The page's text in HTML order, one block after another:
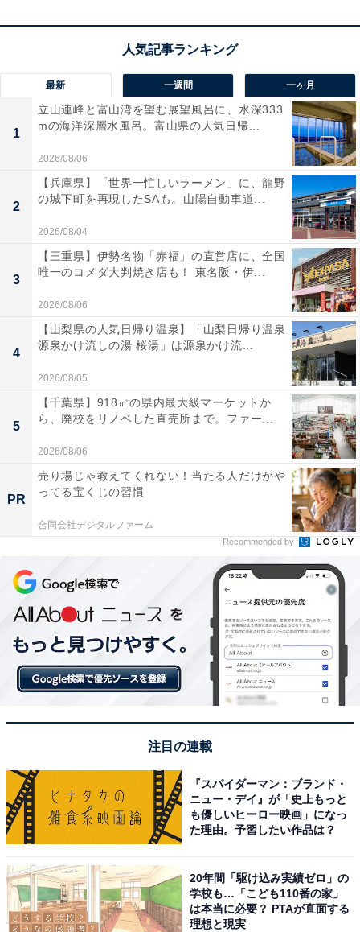
ないものの部屋についていた源泉掛け流しの温泉はとて
の情緒を感じながら上質な温泉を満喫したい人や、こだ
わりの料理を心ゆくまで堪能したい人におすすめの宿で
す。
あわせて読みたい
【岳温泉の人気ホテル】「岳温泉 お宿 花か
んざし」は大正ロマン漂う趣ある空間が魅力
楽天トラベルの「クーポン祭」とは？
では、定期的に「クーポン祭」を開催。人
気の宿やホテルを対象に、宿泊予約で使えるお得な割引
クーポンを配布します。
クーポンは、国内宿泊や海外ツアー、レンタカーなど、
さまざまな旅行商品で利用可能。複数のクーポンを組み
合わせて、さらに割引率をアップできる場合もありま
す。賢く旅の計画を立てて、お得に旅行を楽しみましょ
楽天トラベルでクーポン祭を見る
最新 一週間 一ヶ月
1
立山連峰と富山湾を望む展望風呂に、水深333
mの海洋深層水風呂。富山県の人気日帰...
2026/08/06
2
【兵庫県】「世界一忙しいラーメン」に、龍野
の城下町を再現したSAも。山陽自動車道...
2026/08/04
3
【三重県】伊勢名物「赤福」の直営店に、全国
唯一のコメダ大判焼き店も！ 東名阪・伊...
2026/08/06
4
【山梨県の人気日帰り温泉】「山梨日帰り温泉
源泉かけ流しの湯 桜湯」は源泉かけ流...
2026/08/05
5
【千葉県】918㎡の県内最大級マーケットか
ら、廃校をリノベした直売所まで。ファー...
2026/08/06
PR
売り場じゃ教えてくれない！当たる人だけがや
ってる宝くじの習慣
合同会社デジタルファーム
Recommended by
注目の連載
『スパイダーマン：ブランド・
ニュー・デイ』が「史上もっと
も優しいヒーロー映画」になっ
た理由。予習したい作品は？
20年間「駆け込み実績ゼロ」の
学校も…「こども110番の家」
は本当に必要？ PTAが直面する
理想と現実